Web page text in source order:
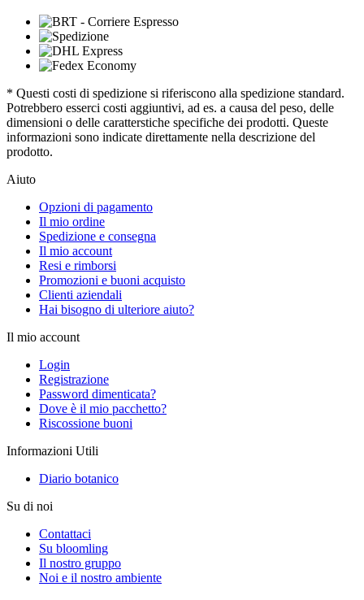
* Questi costi di spedizione si riferiscono alla spedizione standard.
Potrebbero esserci costi aggiuntivi, ad es. a causa del peso, delle
dimensioni o delle caratterstiche specifiche dei prodotti. Queste
informazioni sono indicate direttamente nella descrizione del
prodotto.
Aiuto
Opzioni di pagamento
Il mio ordine
Spedizione e consegna
Il mio account
Resi e rimborsi
Promozioni e buoni acquisto
Clienti aziendali
Hai bisogno di ulteriore aiuto?
Il mio account
Login
Registrazione
Password dimenticata?
Dove è il mio pacchetto?
Riscossione buoni
Informazioni Utili
Diario botanico
Su di noi
Contattaci
Su bloomling
Il nostro gruppo
Noi e il nostro ambiente